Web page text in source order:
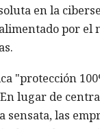
en la
por el
"protección
lugar de
las